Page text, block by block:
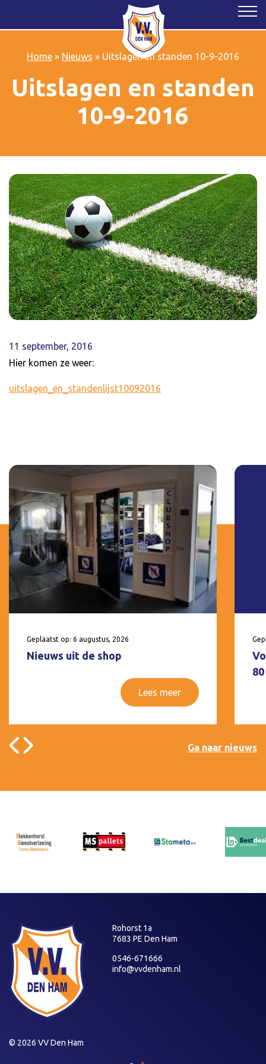
Home» Nieuws » Uitslagen en standen 10-9-2016
Uitslagen en standen
10-9-2016
11 september, 2016
Hier komen ze weer:
uitslagen_en_standenlijst10092016
Geplaatst op: 6 augustus, 2026
Nieuws uit de shop
Lees meer
Ga naar nieuws
Rohorst 1a
7683 PE Den Ham
0546-671666
info@vvdenham.nl
© 2026 VV Den Ham